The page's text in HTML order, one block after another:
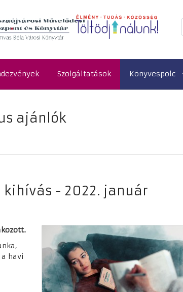
Szolgáltatások Könyvespolc
ajánlók
- 2022. január
havi